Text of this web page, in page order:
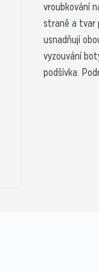
vroubkování
straně a tvar
usnadňují
vyzouvání
podšívka.